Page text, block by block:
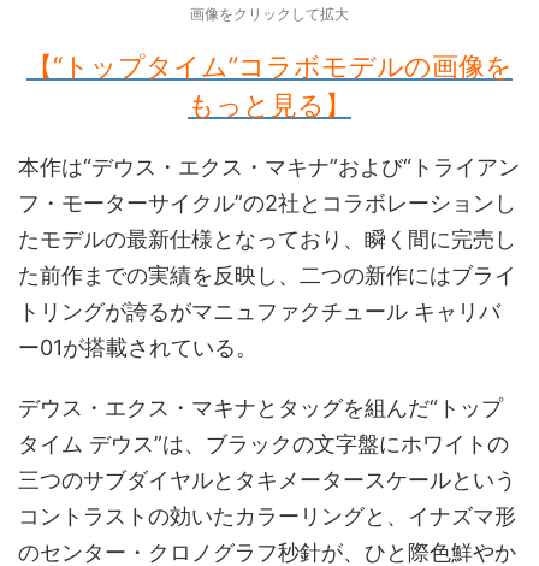
画像をクリックして拡大
【“トップタイム”コラボモデルの画像を
もっと見る】
本作は“デウス・エクス・マキナ”および“トライアン
フ・モーターサイクル”の2社とコラボレーションし
たモデルの最新仕様となっており、瞬く間に完売し
た前作までの実績を反映し、二つの新作にはブライ
トリングが誇るがマニュファクチュール キャリバ
ー01が搭載されている。
デウス・エクス・マキナとタッグを組んだ“トップ
タイム デウス”は、ブラックの文字盤にホワイトの
三つのサブダイヤルとタキメータースケールという
コントラストの効いたカラーリングと、イナズマ形
のセンター・クロノグラフ秒針が、ひと際色鮮やか